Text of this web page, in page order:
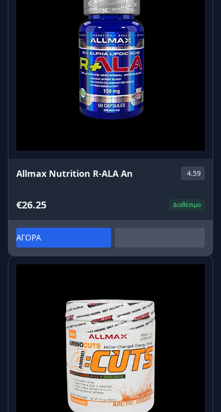
Allmax Nutrition R-ALA An 4.59
€26.25 Διαθέσιμο
ΑΓΟΡΑ